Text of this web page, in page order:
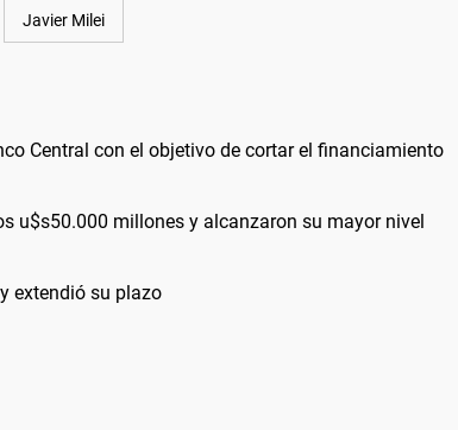
Javier Milei
Central con el objetivo de cortar el financiamiento
u$s50.000 millones y alcanzaron su mayor nivel
extendió su plazo